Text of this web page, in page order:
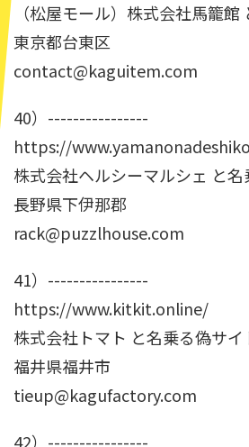
（松屋モール）株式会社馬籠館
東京都台東区
contact@kaguitem.com
40）----------------
https://
株式会社ヘルシーマルシェ と名
長野県下伊那郡
rack@puzzlhouse.com
41）----------------
https://www.kitkit.online/
株式会社トマト と名乗る偽サイ
福井県福井市
tieup@kagufactory.com
42）----------------